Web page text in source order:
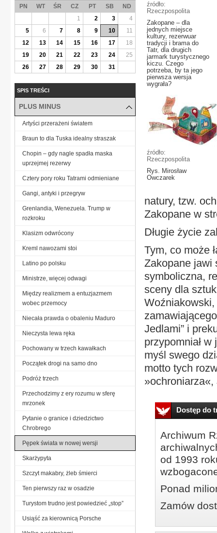
źródło:
Rzeczpospolita
Zakopane – dla
jednych miejsce
kultury, rezerwuar
tradycji i brama do
Tatr, dla drugich
jarmark turystycznego
kiczu. Czego
potrzeba, by ta jego
pierwsza wersja
wygrała?
źródło:
Rzeczpospolita
Rys. Mirosław
Owczarek
natury, tzw.
Zakopane w
Długie życie
Tym, co może
Zakopane jawi
symboliczna,
sceny dla
Jedlami” i
przypomniał
myśl swego
motto tych
Dostęp do
Archiwum
od 1993
Ponad
Zamów
PN WT ŚR CZ PT SB
ND
1
2 3
4
5
6 7 8 9 10
11
12
13 14 15 16 17
18
19
20 21 22 23 24
25
26
27 28 29 30 31
SPIS TREŚCI
PLUS MINUS
Artyści przerażeni światem
Braun to dla Tuska idealny straszak
Chopin – gdy nagle spadła maska
uprzejmej rezerwy
Cztery pory roku Tatrami odmieniane
Gangi, antyki i przegryw
Grenlandia, Wenezuela. Trump w
rozkroku
Klasizm odwrócony
Kreml nawozami stoi
Latino po polsku
Ministrze, więcej odwagi
Między realizmem a entuzjazmem
wobec przemocy
Niecała prawda o obaleniu Maduro
Nieczysta lewa ręka
Pochowany w trzech kawałkach
Początek drogi na samo dno
Podróż trzech
Przechodzimy z ery rozumu w sferę
mrzonek
Pytanie o granice i dziedzictwo
Chrobrego
Pępek świata w nowej wersji
Skarżypyta
Szczyt makabry, żleb śmierci
Ten pierwszy raz w osadzie
Turystom trudno jest powiedzieć „stop”
Usiąść za kierownicą Porsche